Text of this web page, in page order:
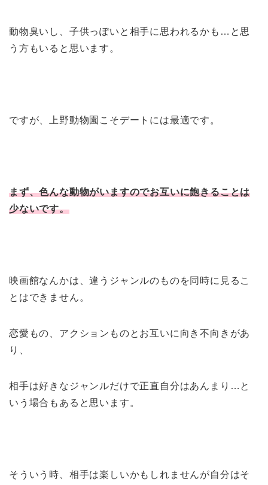
動物臭いし、子供っぽいと相手に思われるかも…と思
う方もいると思います。
ですが、上野動物園こそデートには最適です。
まず、色んな動物がいますのでお互いに飽きることは
少ないです。
映画館なんかは、違うジャンルのものを同時に見るこ
とはできません。
恋愛もの、アクションものとお互いに向き不向きがあ
り、
相手は好きなジャンルだけで正直自分はあんまり…と
いう場合もあると思います。
そういう時、相手は楽しいかもしれませんが自分はそ